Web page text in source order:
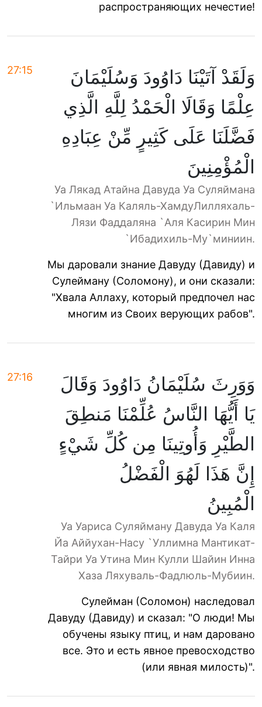
распространяющих нечестие!
27:15
وَلَقَدْ آتَيْنَا دَاوُودَ وَسُلَيْمَانَ
عِلْمًا وَقَالَا الْحَمْدُ لِلَّهِ الَّذِي
فَضَّلَنَا عَلَى كَثِيرٍ مِّنْ عِبَادِهِ
الْمُؤْمِنِينَ
Уа Лякад Атайна Давуда Уа Суляймана
`Ильмаан Уа Каляль-ХамдуЛилляхаль-
Лязи Фаддаляна `Аля Касирин Мин
`Ибадихиль-Му`миниин.
Мы даровали знание Давуду (Давиду) и
Сулейману (Соломону), и они сказали:
"Хвала Аллаху, который предпочел нас
многим из Своих верующих рабов".
27:16
وَوَرِثَ سُلَيْمَانُ دَاوُودَ وَقَالَ
يَا أَيُّهَا النَّاسُ عُلِّمْنَا مَنطِقَ
الطَّيْرِ وَأُوتِينَا مِن كُلِّ شَيْءٍ
إِنَّ هَذَا لَهُوَ الْفَضْلُ
الْمُبِينُ
Уа Уариса Суляйману Давуда Уа Каля
Йа Аййухан-Насу `Уллимна Мантикат-
Тайри Уа Утина Мин Кулли Шайин Инна
Хаза Ляхуваль-Фадлюль-Мубиин.
Сулейман (Соломон) наследовал
Давуду (Давиду) и сказал: "О люди! Мы
обучены языку птиц, и нам даровано
все. Это и есть явное превосходство
(или явная милость)".